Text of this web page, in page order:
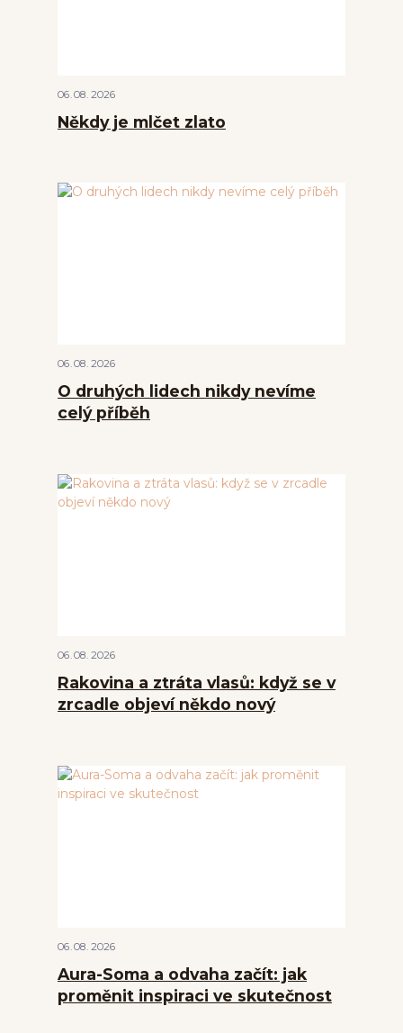
06 08 2026
Někdy je mlčet zlato
06 08 2026
O druhých lidech nikdy nevíme
celý příběh
06 08 2026
Rakovina a ztráta vlasů: když se v
zrcadle objeví někdo nový
06 08 2026
Aura-Soma a odvaha začít: jak
proměnit inspiraci ve skutečnost